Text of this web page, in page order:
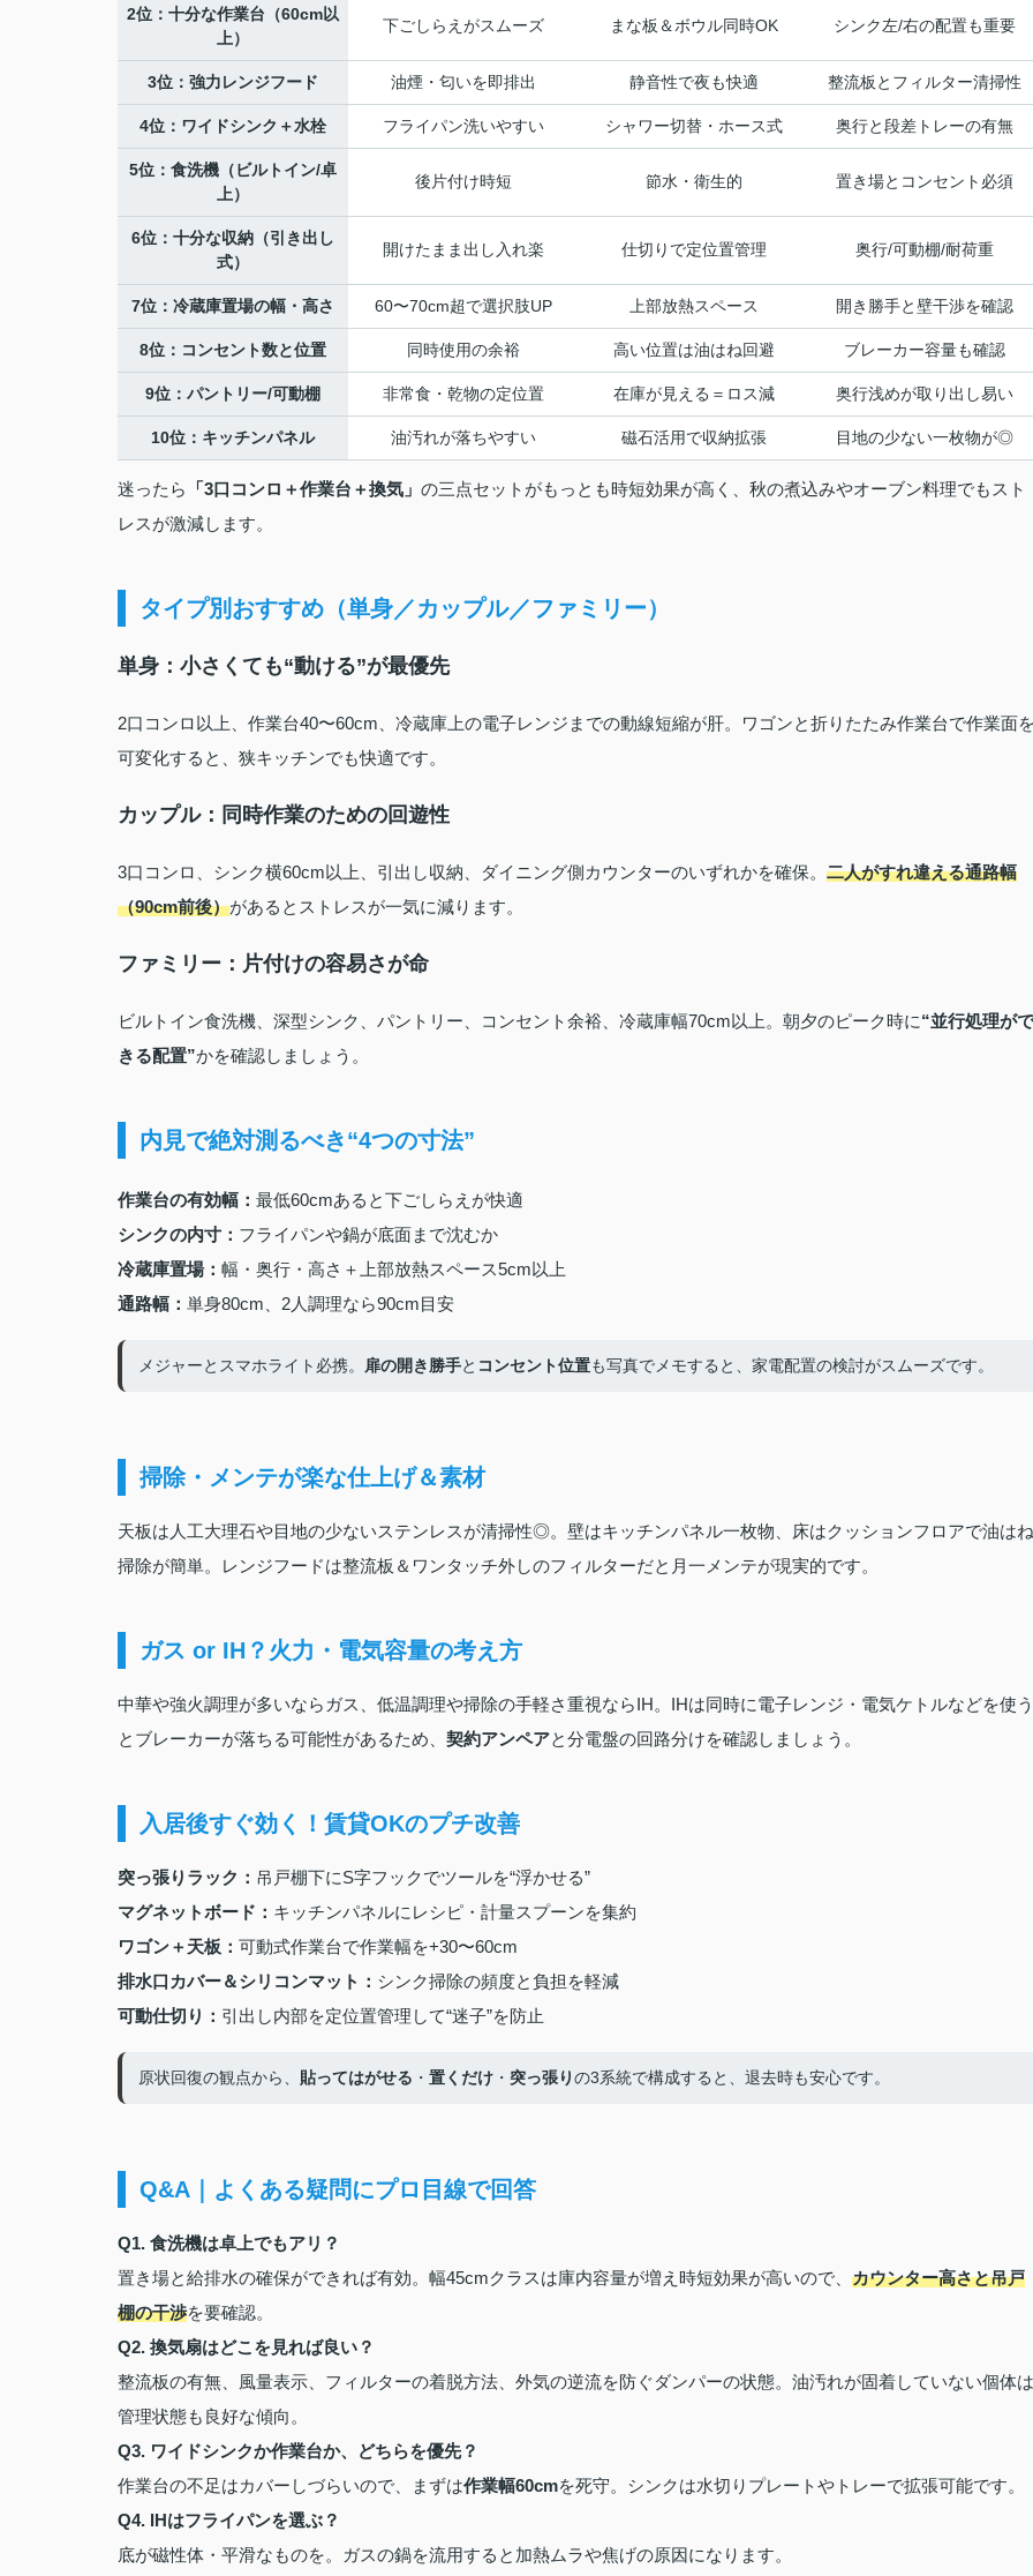
2位：十分な作業台（60cm以
上）
下ごしらえがスムーズ まな板＆ボウル同時OK シンク左/右の配置も重要
3位：強力レンジフード 油煙・匂いを即排出 静音性で夜も快適 整流板とフィルター清掃性
4位：ワイドシンク＋水栓 フライパン洗いやすい シャワー切替・ホース式 奥行と段差トレーの有無
5位：食洗機（ビルトイン/卓
上）
後片付け時短 節水・衛生的 置き場とコンセント必須
6位：十分な収納（引き出し
式）
開けたまま出し入れ楽 仕切りで定位置管理 奥行/可動棚/耐荷重
7位：冷蔵庫置場の幅・高さ 60〜70cm超で選択肢UP 上部放熱スペース 開き勝手と壁干渉を確認
8位：コンセント数と位置 同時使用の余裕 高い位置は油はね回避 ブレーカー容量も確認
9位：パントリー/可動棚 非常食・乾物の定位置 在庫が見える＝ロス減 奥行浅めが取り出し易い
10位：キッチンパネル 油汚れが落ちやすい 磁石活用で収納拡張 目地の少ない一枚物が◎
迷ったら 「3口コンロ＋作業台＋換気」 の三点セットがもっとも時短効果が高く、秋の煮込みやオーブン料理でもスト
レスが激減します。
タイプ別おすすめ（単身／カップル／ファミリー）
単身：小さくても“動ける”が最優先
2口コンロ以上、作業台40〜60cm、冷蔵庫上の電子レンジまでの動線短縮が肝。ワゴンと折りたたみ作業台で作業面
可変化すると、狭キッチンでも快適です。
カップル：同時作業のための回遊性
3口コンロ、シンク横60cm以上、引出し収納、ダイニング側カウンターのいずれかを確保。 二人がすれ違える通路幅
（90cm前後）があるとストレスが一気に減ります。
ファミリー：片付けの容易さが命
ビルトイン食洗機、深型シンク、パントリー、コンセント余裕、冷蔵庫幅70cm以上。朝夕のピーク時に“並行処理がで
きる配置”かを確認しましょう。
内見で絶対測るべき“4つの寸法”
作業台の有効幅： 最低60cmあると下ごしらえが快適
シンクの内寸： フライパンや鍋が底面まで沈むか
冷蔵庫置場： 幅・奥行・高さ＋上部放熱スペース5cm以上
通路幅： 単身80cm、2人調理なら90cm目安
メジャーとスマホライト必携。 扉の開き勝手と コンセント位置も写真でメモすると、家電配置の検討がスムーズです。
掃除・メンテが楽な仕上げ＆素材
天板は人工大理石や目地の少ないステンレスが清掃性◎。壁はキッチンパネル一枚物、床はクッションフロアで油はね
掃除が簡単。レンジフードは整流板＆ワンタッチ外しのフィルターだと月一メンテが現実的です。
ガス or IH？火力・電気容量の考え方
中華や強火調理が多いならガス、低温調理や掃除の手軽さ重視ならIH。IHは同時に電子レンジ・電気ケトルなどを使う
とブレーカーが落ちる可能性があるため、 契約アンペアと分電盤の回路分けを確認しましょう。
入居後すぐ効く！賃貸OKのプチ改善
突っ張りラック： 吊戸棚下にS字フックでツールを“浮かせる”
マグネットボード： キッチンパネルにレシピ・計量スプーンを集約
ワゴン＋天板： 可動式作業台で作業幅を+30〜60cm
排水口カバー＆シリコンマット： シンク掃除の頻度と負担を軽減
可動仕切り： 引出し内部を定位置管理して“迷子”を防止
原状回復の観点から、 貼ってはがせる ・ 置くだけ ・ 突っ張りの3系統で構成すると、退去時も安心です。
Q&A｜よくある疑問にプロ目線で回答
Q1. 食洗機は卓上でもアリ？
置き場と給排水の確保ができれば有効。幅45cmクラスは庫内容量が増え時短効果が高いので、 カウンター高さと吊戸
棚の干渉を要確認。
Q2. 換気扇はどこを見れば良い？
整流板の有無、風量表示、フィルターの着脱方法、外気の逆流を防ぐダンパーの状態。油汚れが固着していない個体は
管理状態も良好な傾向。
Q3. ワイドシンクか作業台か、どちらを優先？
作業台の不足はカバーしづらいので、まずは作業幅60cmを死守。シンクは水切りプレートやトレーで拡張可能です。
Q4. IHはフライパンを選ぶ？
底が磁性体・平滑なものを。ガスの鍋を流用すると加熱ムラや焦げの原因になります。